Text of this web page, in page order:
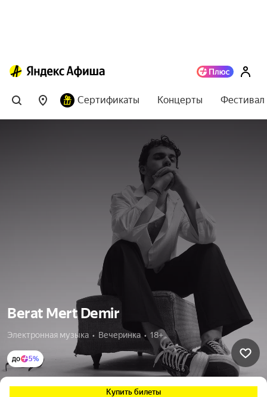
Сертификаты Концерты
Berat Mert Demir
Электронная музыка  •  Вечеринка  •  18+
до 5%
Купить билеты